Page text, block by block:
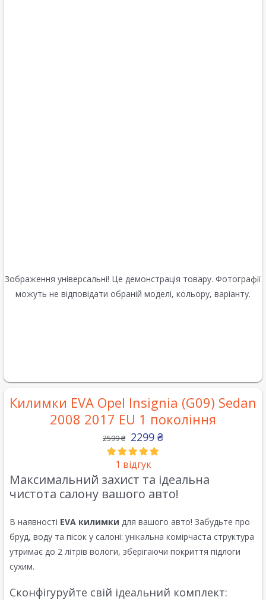
Зображення універсальні! Це демонстрація товару. Фотографії
можуть не відповідати обраній моделі, кольору, варіанту.
Килимки EVA Opel Insignia (G09) Sedan
2008 2017 EU 1 покоління
2599₴ 2299 ₴
1 відгук
Максимальний захист та ідеальна
чистота салону вашого авто!
В наявності EVA килимки для вашого авто! Забудьте про
бруд, воду та пісок у салоні: унікальна комірчаста структура
утримає до 2 літрів вологи, зберігаючи покриття підлоги
сухим.
Сконфігуруйте свій ідеальний комплект: